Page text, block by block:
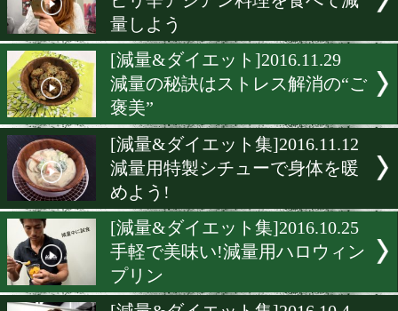
[ダイエット]2017.1.24
減量中のお好み焼きに大満
[減量&ダイエット
減量中はこの豚汁を食べて
走りに
[減量&ダイエット
おからとパクチーで減量中
リクリ!
[スゴ得限定]2016.12.6